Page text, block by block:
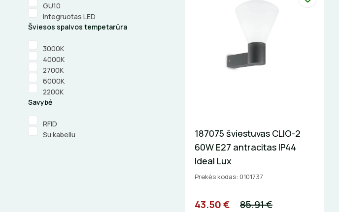
GU10
Integruotas LED
Šviesos spalvos tempetarūra
3000K
4000K
2700K
6000K
2200K
Savybė
RFID
Su kabeliu
187075 šviestuvas CLIO-2
60W E27 antracitas IP44
Ideal Lux
Prekės kodas: 0101737
43.50 € 85.91 €